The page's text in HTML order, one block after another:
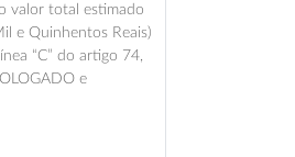
valor total estimado
e Quinhentos Reais)
“C” do artigo 74,
e